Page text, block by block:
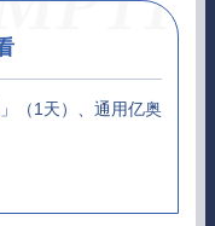
（1天）、通用亿奥